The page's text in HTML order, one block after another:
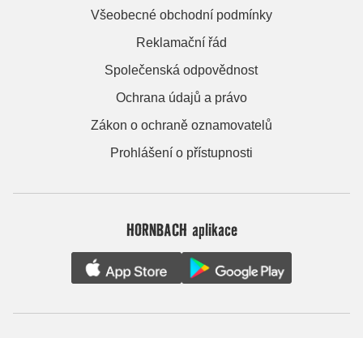
Všeobecné obchodní podmínky
Reklamační řád
Společenská odpovědnost
Ochrana údajů a právo
Zákon o ochraně oznamovatelů
Prohlášení o přístupnosti
HORNBACH aplikace